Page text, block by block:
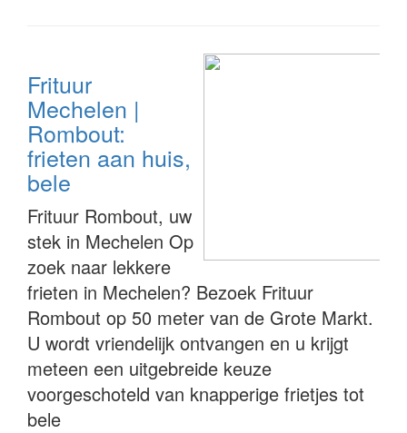
Frituur
Mechelen |
Rombout:
frieten aan huis,
bele
Frituur Rombout, uw
stek in Mechelen Op
zoek naar lekkere
frieten in Mechelen? Bezoek Frituur
Rombout op 50 meter van de Grote Markt.
U wordt vriendelijk ontvangen en u krijgt
meteen een uitgebreide keuze
voorgeschoteld van knapperige frietjes tot
bele